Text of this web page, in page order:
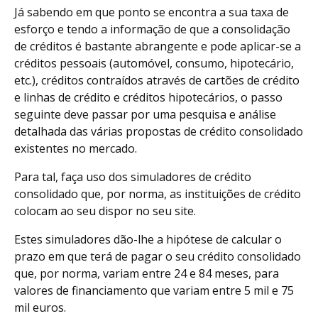
Já sabendo em que ponto se encontra a sua taxa de
esforço e tendo a informação de que a consolidação
de créditos é bastante abrangente e pode aplicar-se a
créditos pessoais (automóvel, consumo, hipotecário,
etc.), créditos contraídos através de cartões de crédito
e linhas de crédito e créditos hipotecários, o passo
seguinte deve passar por uma pesquisa e análise
detalhada das várias propostas de crédito consolidado
existentes no mercado.
Para tal, faça uso dos simuladores de crédito
consolidado que, por norma, as instituições de crédito
colocam ao seu dispor no seu site.
Estes simuladores dão-lhe a hipótese de calcular o
prazo em que terá de pagar o seu crédito consolidado
que, por norma, variam entre 24 e 84 meses, para
valores de financiamento que variam entre 5 mil e 75
mil euros.